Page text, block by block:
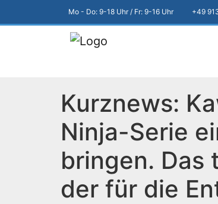
Mo - Do: 9-18 Uhr / Fr: 9-16 Uhr +49
Kurznews:
Ninja-Serie
bringen. Das
der für die